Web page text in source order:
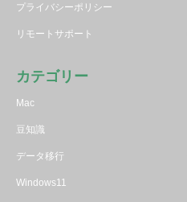
プライバシーポリシー
リモートサポート
カテゴリー
Mac
豆知識
データ移行
Windows11